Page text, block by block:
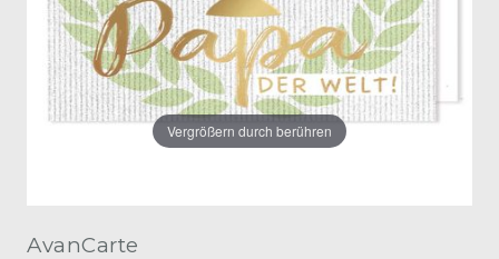
Vergrößern durch berühren
AvanCarte